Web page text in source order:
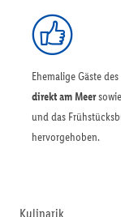
Ehemalige Gäste
direkt am Meer
und das
hervorgehoben.
Kulinarik